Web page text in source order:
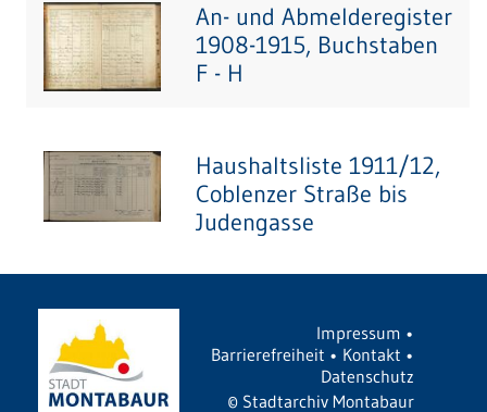
An- und Abmelderegister
1908-1915, Buchstaben
F - H
Haushaltsliste 1911/12,
Coblenzer Straße bis
Judengasse
Impressum •
Barrierefreiheit • Kontakt •
Datenschutz
© Stadtarchiv Montabaur